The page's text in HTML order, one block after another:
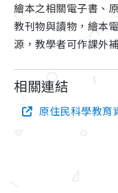
繪本之相關電子書、
教刊物與讀物，繪本
源，教學者可作課外
相關連結
原住民科學教育